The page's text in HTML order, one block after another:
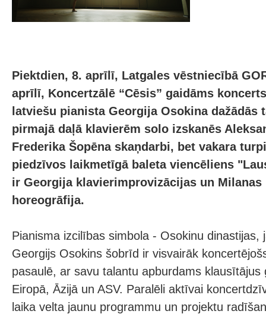
Piektdien, 8. aprīlī, Latgales vēstniecībā
aprīlī, Koncertzālē “Cēsis” gaidāms
latviešu pianista Georgija Osokina dažādās
pirmajā daļā klavierēm solo izskanēs
Frederika Šopēna skaņdarbi, bet vakara
piedzīvos laikmetīgā baleta viencēliens
ir Georgija klavierimprovizācijas un Milanas
horeogrāfija.
Pianisma izcilības simbola - Osokinu dinastijas,
Georgijs Osokins šobrīd ir visvairāk
pasaulē, ar savu talantu apburdams klausītājus
Eiropā, Āzijā un ASV. Paralēli aktīvai
laika velta jaunu programmu un projektu